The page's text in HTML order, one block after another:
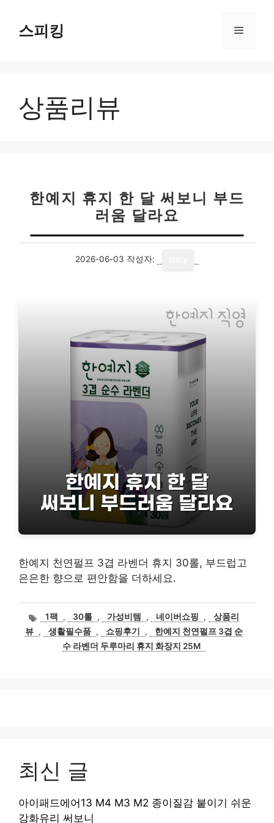
스피킹 메
상품리뷰
한예지 휴지 한 달 써보니 부드
러움 달라요
2026-06-03 작성자:
한예지 천연펄프 3겹 라벤더 휴지 30롤, 부드럽고
은은한 향으로 편안함을 더하세요.
태1팩 , 30롤 , 가성비템 , 네이버쇼핑 ,
상품리
뷰 , 생활필수품 , 쇼핑후기 ,
한예지 천연펄프 3겹 순
수 라벤더 두루마리 휴지 화장지 25M
최신 글
아이패드에어13 M4 M3 M2 종이질감 붙이기 쉬운
강화유리 써보니